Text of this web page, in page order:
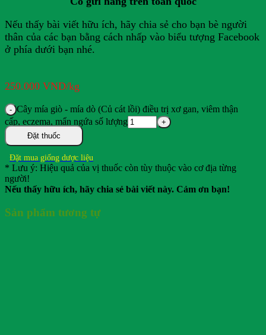
Nếu thấy bài viết hữu ích, hãy chia sẻ cho bạn bè người
thân của các bạn bằng cách nhấp vào biểu tượng Facebook
ở phía dưới bạn nhé.
250.000 VND/kg
Cây mía giò - mía dò (Củ cát lồi) điều trị xơ gan, viêm thận
cấp, eczema, mẩn ngứa số lượng
Đặt thuốc
Đặt mua giống dược liệu
* Lưu ý: Hiệu quả của vị thuốc còn tùy thuộc vào cơ địa từng
người!
Nếu thấy hữu ích, hãy chia sẻ bài viết này. Cảm ơn bạn!
Sản phẩm tương tự